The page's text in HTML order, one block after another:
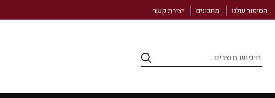
הסיפור שלנו מתכונים יצירת קשר
search